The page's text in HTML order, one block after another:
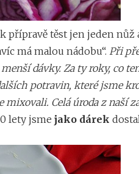
přípravě těst jen jeden nůž
má malou nádobu“. Při
dávky. Za ty roky, co
potravin, které jsme
mixovali. Celá úroda z naší
lety jsme jako dárek